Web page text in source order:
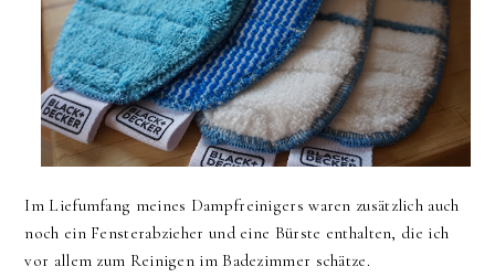
Im Liefumfang meines Dampfreinigers waren zusätzlich auch
noch ein Fensterabzieher und eine Bürste enthalten, die ich
vor allem zum Reinigen im Badezimmer schätze.